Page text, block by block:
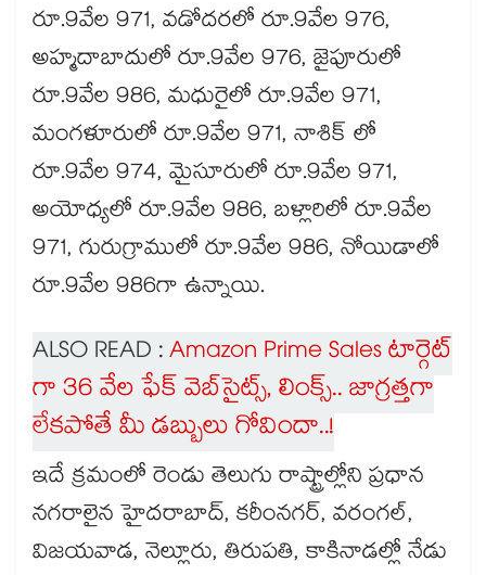
రూ.9వేల 971, వడోదరలో రూ.9వేల 976,
అహ్మదాబాదులో రూ.9వేల 976, జైపూరులో
రూ.9వేల 986, మధురైలో రూ.9వేల 971,
మంగళూరులో రూ.9వేల 971, నాశిక్ లో
రూ.9వేల 974, మైసూరులో రూ.9వేల 971,
అయోధ్యలో రూ.9వేల 986, బళ్లారిలో రూ.9వేల
971, గురుగ్రాములో రూ.9వేల 986, నోయిడాలో
రూ.9వేల 986గా ఉన్నాయి.
ALSO READ :Amazon Prime Sales టార్గెట్
గా 36 వేల ఫేక్ వెబ్‌సైట్స్, లింక్స్.. జాగ్రత్తగా
లేకపోతే మీ డబ్బులు గోవిందా..!
ఇదే క్రమంలో రెండు తెలుగు రాష్ట్రాల్లోని ప్రధాన
నగరాలైన హైదరాబాద్, కరీంనగర్, వరంగల్,
విజయవాడ, నెల్లూరు, తిరుపతి, కాకినాడల్లో నేడు